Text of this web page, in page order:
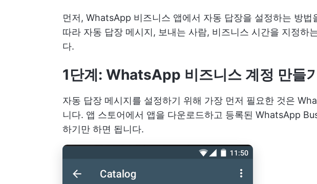
먼저, WhatsApp 비즈니스 앱에서 자동 답장을 설정하는 방법
따라 자동 답장 메시지, 보내는 사람, 비즈니스 시간을 지정하
다.
1단계: WhatsApp 비즈니스 계정 만들
자동 답장 메시지를 설정하기 위해 가장 먼저 필요한 것은
니다. 앱 스토어에서 앱을 다운로드하고 등록된 WhatsApp
하기만 하면 됩니다.